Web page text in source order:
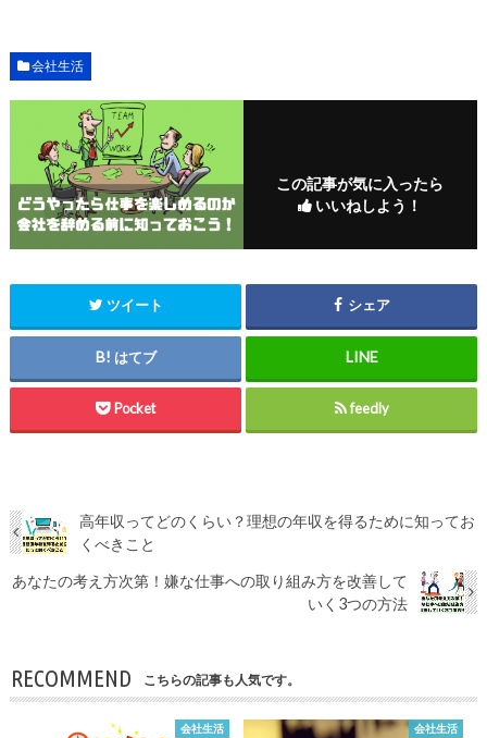
会社生活
この記事が気に入ったら
いいねしよう！
ツイート シェア
はてブ
Pocket feedly
高年収ってどのくらい？理想の年収を得るために知ってお
くべきこと
あなたの考え方次第！嫌な仕事への取り組み方を改善して
いく3つの方法
RECOMMEND こちらの記事も人気です。
会社生活 会社生活